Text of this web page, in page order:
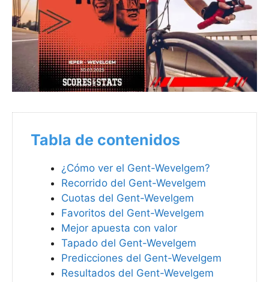
Tabla de contenidos
¿Cómo ver el Gent-Wevelgem?
Recorrido del Gent-Wevelgem
Cuotas del Gent-Wevelgem
Favoritos del Gent-Wevelgem
Mejor apuesta con valor
Tapado del Gent-Wevelgem
Predicciones del Gent-Wevelgem
Resultados del Gent-Wevelgem